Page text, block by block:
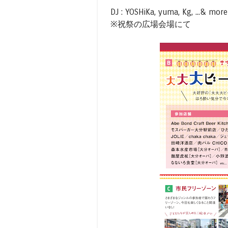
DJ : YOSHiKa, yuma, Kg, ...&
※祝祭の広場会場にて